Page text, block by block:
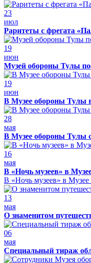
23
июл
Раритеты с фрегата
19
июн
Музей обороны Тулы
19
июн
В Музее обороны Тулы
28
мая
В Музее обороны Тулы
16
мая
В «Ночь музеев» в
В «Ночь музеев» в Музее
13
мая
О знаменитом
06
мая
Специальный тираж